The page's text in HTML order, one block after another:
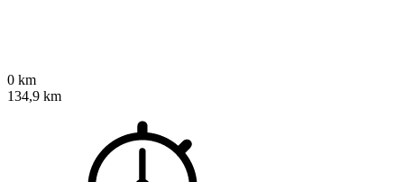
0 km
134,9 km